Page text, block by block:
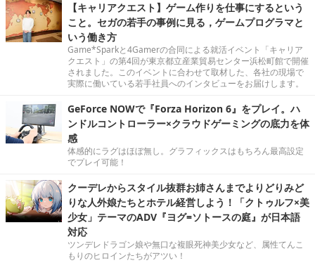
【キャリアクエスト】ゲーム作りを仕事にするという
こと。セガの若手の事例に見る，ゲームプログラマと
いう働き方
Game*Sparkと4Gamerの合同による就活イベント「キャリア
クエスト」の第4回が東京都立産業貿易センター浜松町館で開催
されました。このイベントに合わせて取材した、各社の現場で
実際に働いている若手社員へのインタビューをお届けします。
GeForce NOWで『Forza Horizon 6』をプレイ。ハ
ンドルコントローラー×クラウドゲーミングの底力を体
感
体感的にラグはほぼ無し。グラフィックスはもちろん最高設定
でプレイ可能！
クーデレからスタイル抜群お姉さんまでよりどりみど
りな人外娘たちとホテル経営しよう！「クトゥルフ×美
少女」テーマのADV『ヨグ=ソトースの庭』が日本語
対応
ツンデレドラゴン娘や無口な複眼死神美少女など、属性てんこ
もりのヒロインたちがアツい！